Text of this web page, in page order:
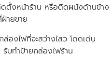
ดตั้งหน้าร้าน หรือติดผนังด้านข้าง
ายขาย
องไฟที่จะสว่างไสว โดดเด่น
รับทำป้ายกล่องไฟร้าน